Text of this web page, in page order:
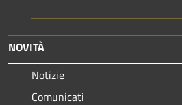
NOVITÀ
Notizie
Comunicati